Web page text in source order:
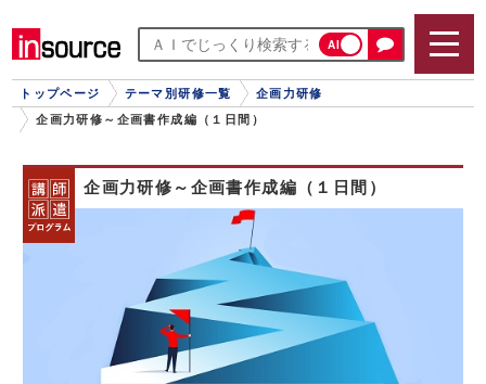
AI
トップページ テーマ別研修一覧
企画力研修
企画力研修～企画書作成編（１日間）
企画力研修～企画書作成編（１日間）